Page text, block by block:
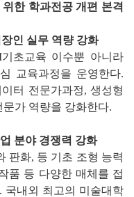
한 학과전공 개편 본격
인 실무 역량 강화
초교육 이수뿐 아니라
교육과정을 운영한다.
터 전문가과정, 생성형
가 역량을 강화한다.
분야 경쟁력 강화
판화, 등 기초 조형 능력
품 등 다양한 매체를 접
국내외 최고의 미술대학